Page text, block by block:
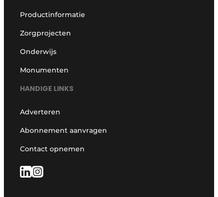
Productinformatie
Zorgprojecten
Onderwijs
Monumenten
HANDIGE LINKS
Adverteren
Abonnement aanvragen
Contact opnemen